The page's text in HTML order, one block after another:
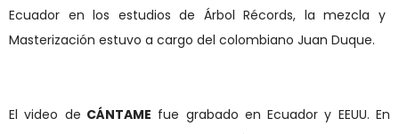
Ecuador en los estudios de Árbol Récords, la mezcla y
Masterización estuvo a cargo del colombiano Juan Duque.
El video de CÁNTAME fue grabado en Ecuador y EEUU. En